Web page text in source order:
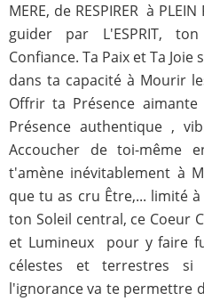
MERE, de RESPIRER à
guider par L'ESPRIT,
Confiance. Ta Paix et Ta
dans ta capacité à Mourir
Offrir ta Présence
Présence authentique ,
Accoucher de toi-même
t'amène inévitablement à
que tu as cru Être,... limité
ton Soleil central, ce Coeur
et Lumineux pour y faire
célestes et terrestres si
l'ignorance va te permettre